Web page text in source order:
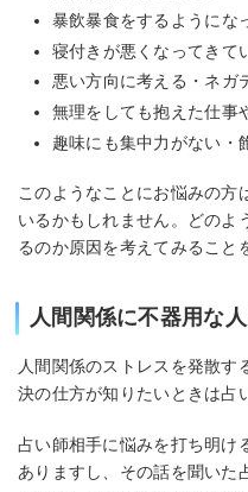
暴飲暴食をするようにな
寝付きが悪くなってきて
悪い方向に考える・ネガ
無理をしても抱えた仕事
趣味にも集中力がない・
このようなことにお悩みの方
いるかもしれません。どのよ
るのか原因を考えてみること
人間関係に不器用な
人間関係のストレスを発散す
決の仕方が知りたいときは占
占い師相手に悩みを打ち明け
ありますし、その話を聞いた